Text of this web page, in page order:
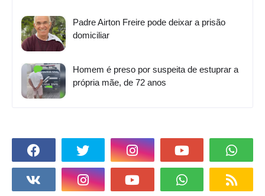
Padre Airton Freire pode deixar a prisão
domiciliar
Homem é preso por suspeita de estuprar a
própria mãe, de 72 anos